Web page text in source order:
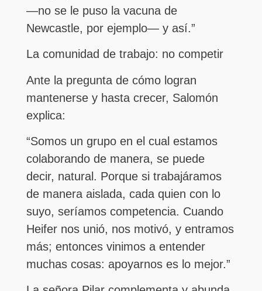
—no se le puso la vacuna de
Newcastle, por ejemplo— y así.”
La comunidad de trabajo: no competir
Ante la pregunta de cómo logran
mantenerse y hasta crecer, Salomón
explica:
“Somos un grupo en el cual estamos
colaborando de manera, se puede
decir, natural. Porque si trabajáramos
de manera aislada, cada quien con lo
suyo, seríamos competencia. Cuando
Heifer nos unió, nos motivó, y entramos
más; entonces vinimos a entender
muchas cosas: apoyarnos es lo mejor.”